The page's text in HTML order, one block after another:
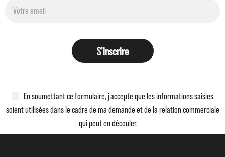
En soumettant ce formulaire, j'accepte que les informations saisies
soient utilisées dans le cadre de ma demande et de la relation commerciale
qui peut en découler.
S'inscrire